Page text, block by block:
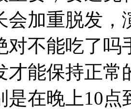
会加重脱发，
对不能吃了
才能保持正
是在晚上10